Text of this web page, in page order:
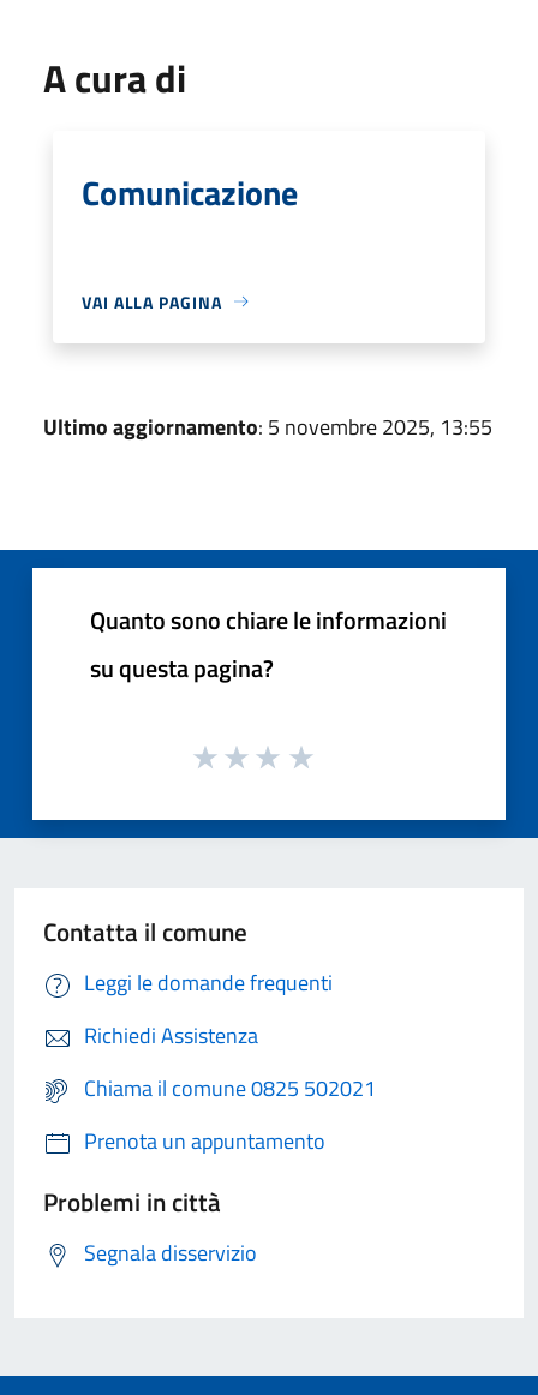
A cura di
Comunicazione
VAI ALLA PAGINA
Ultimo aggiornamento: 5 novembre 2025, 13:55
Quanto sono chiare le informazioni
su questa pagina?
Contatta il comune
Leggi le domande frequenti
Richiedi Assistenza
Chiama il comune 0825 502021
Prenota un appuntamento
Problemi in città
Segnala disservizio